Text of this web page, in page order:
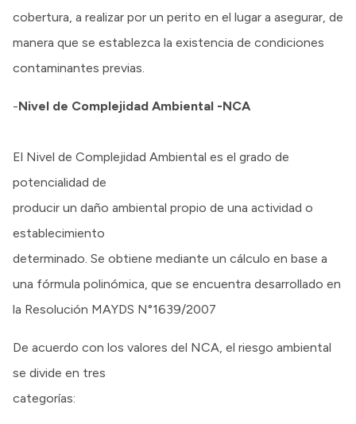
cobertura, a realizar por un perito en el lugar a asegurar, de
manera que se establezca la existencia de condiciones
contaminantes previas.
-Nivel de Complejidad Ambiental -NCA
El Nivel de Complejidad Ambiental es el grado de
potencialidad de
producir un daño ambiental propio de una actividad o
establecimiento
determinado. Se obtiene mediante un cálculo en base a
una fórmula polinómica, que se encuentra desarrollado en
la Resolución MAYDS N°1639/2007
De acuerdo con los valores del NCA, el riesgo ambiental
se divide en tres
categorías: